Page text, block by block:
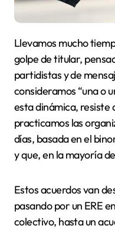
Llevamos mucho tiempo de política de regate corto, a
golpe de titular,
partidistas y de
consideramos “una o
esta dinámica, resiste
practicamos las
días, basada en el
y que, en la mayoría
Estos acuerdos van
pasando por un ERE
colectivo, hasta un